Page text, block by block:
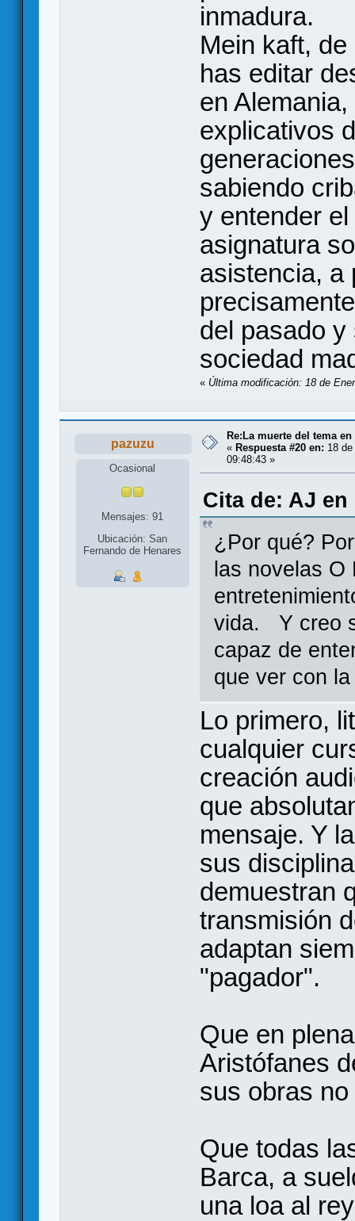
inmadura.
Mein kaft,
has editar
en
explicativos
sabiendo
y entender
asignatura
asistencia, a
del pasado
sociedad
« Última modificación: 18 de
pazuzu
Ocasional
Mensajes: 91
Ubicación: San
Fernando de Henares
Re:La muerte del tema
« Respuesta #20 en: 18
09:48:43 »
Cita de: AJ en
¿Por qué?
las novelas
vida. Y creo
capaz de
que ver con
Lo primero,
cualquier
creación
que
mensaje. Y
sus
demuestran
transmisión
adaptan
"pagador".
Que en
Aristófanes
sus obras
Que todas
Barca, a
una loa al